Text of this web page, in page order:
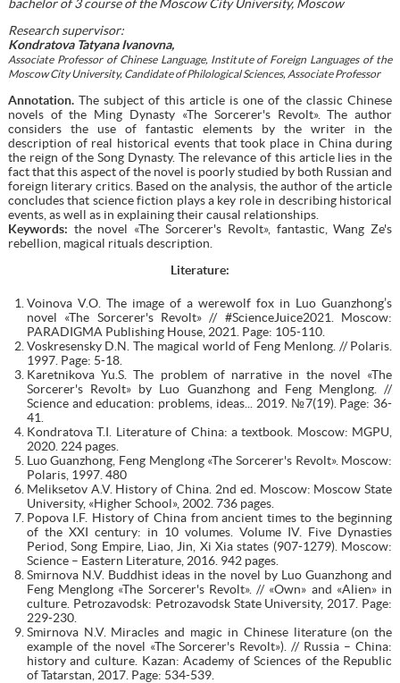
bachelorof 3 course of the Moscow City University, Moscow
Research supervisor:
Kondratova Tatyana Ivanovna,
Associate Professor of Chinese Language, Institute of Foreign Languages of the
Moscow City University, Candidate of Philological Sciences, Associate Professor
Annotation.The subject of this article is one of the classic Chinese
novels of the Ming Dynasty «The Sorcerer's Revolt». The author
considers the use of fantastic elements by the writer in the
description of real historical events that took place in China during
the reign of the Song Dynasty. The relevance of this article lies in the
fact that this aspect of the novel is poorly studied by both Russian and
foreign literary critics. Based on the analysis, the author of the article
concludes that science fiction plays a key role in describing historical
events, as well as in explaining their causal relationships.
Keywords: the novel «The Sorcerer's Revolt», fantastic, Wang Ze's
rebellion, magical rituals description.
Literature:
Voinova V.O. The image of a werewolf fox in Luo Guanzhong’s
novel «The Sorcerer's Revolt» // #ScienceJuice2021. Moscow:
PARADIGMA Publishing House, 2021. Page: 105-110.
Voskresensky D.N. The magical world of Feng Menlong. // Polaris.
1997. Page: 5-18.
Karetnikova Yu.S. The problem of narrative in the novel «The
Sorcerer's Revolt» by Luo Guanzhong and Feng Menglong. //
Science and education: problems, ideas... 2019. №7(19). Page: 36-
41.
Kondratova T.I. Literature of China: a textbook. Moscow: MGPU,
2020. 224 pages.
Luo Guanzhong, Feng Menglong «The Sorcerer's Revolt». Moscow:
Polaris, 1997. 480
Meliksetov A.V. History of China. 2nd ed. Moscow: Moscow State
University, «Higher School», 2002. 736 pages.
Popova I.F. History of China from ancient times to the beginning
of the XXI century: in 10 volumes. Volume IV. Five Dynasties
Period, Song Empire, Liao, Jin, Xi Xia states (907-1279). Moscow:
Science – Eastern Literature, 2016. 942 pages.
Smirnova N.V. Buddhist ideas in the novel by Luo Guanzhong and
Feng Menglong «The Sorcerer's Revolt». // «Own» and «Alien» in
culture. Petrozavodsk: Petrozavodsk State University, 2017. Page:
229-230.
Smirnova N.V. Miracles and magic in Chinese literature (on the
example of the novel «The Sorcerer's Revolt»). // Russia – China:
history and culture. Kazan: Academy of Sciences of the Republic
of Tatarstan, 2017. Page: 534-539.